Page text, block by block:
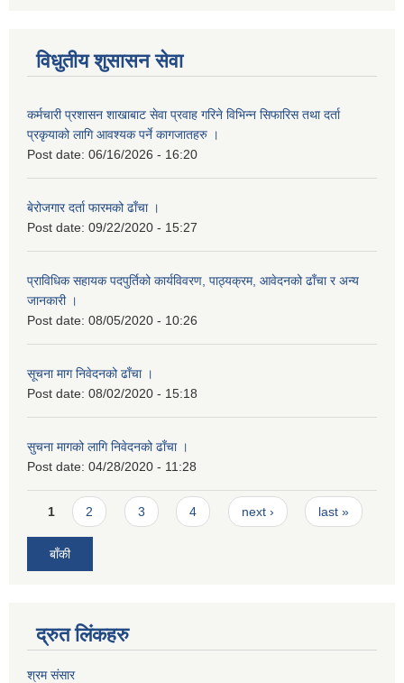
विधुतीय शुसासन सेवा
कर्मचारी प्रशासन शाखाबाट सेवा प्रवाह गरिने विभिन्न सिफारिस तथा दर्ता
प्रकृयाको लागि आवश्यक पर्ने कागजातहरु ।
Post date: 06/16/2026 - 16:20
बेरोजगार दर्ता फारमको ढाँचा ।
Post date: 09/22/2020 - 15:27
प्राविधिक सहायक पदपुर्तिको कार्यविवरण, पाठ्यक्रम, आवेदनको ढाँचा र अन्य
जानकारी ।
Post date: 08/05/2020 - 10:26
सूचना माग निवेदनको ढाँचा ।
Post date: 08/02/2020 - 15:18
सुचना मागको लागि निवेदनको ढाँचा ।
Post date: 04/28/2020 - 11:28
Pages
1 2 3 4 next › last »
बाँकी
द्रुत लिंकहरु
श्रम संसार